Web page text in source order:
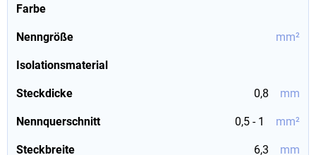
Farbe
Nenngröße mm²
Isolationsmaterial
Steckdicke 0,8 mm
Nennquerschnitt 0,5 - 1 mm²
Steckbreite 6,3 mm